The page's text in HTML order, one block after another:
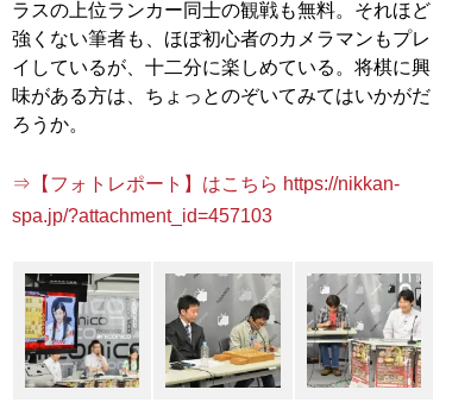
ラスの上位ランカー同士の観戦も無料。それほど
強くない筆者も、ほぼ初心者のカメラマンもプレ
イしているが、十二分に楽しめている。将棋に興
味がある方は、ちょっとのぞいてみてはいかがだ
ろうか。
⇒【フォトレポート】はこちら https://nikkan-
spa.jp/?attachment_id=457103